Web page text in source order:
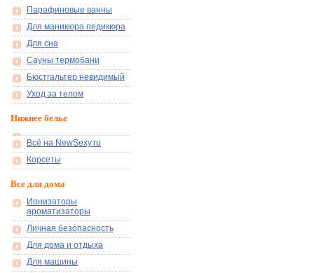
Парафиновые ванны
Для маникюра педикюра
Для сна
Сауны термобани
Бюстгальтер невидимый
Уход за телом
Нижнее белье
Всё на NewSexy.ru
Корсеты
Все для дома
Ионизаторы
ароматизаторы
Личная безопасность
Для дома и отдыха
Для машины